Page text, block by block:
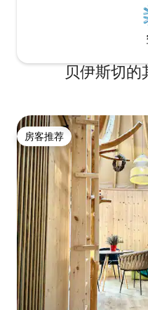
贝伊斯切的
房客推荐
房客推荐